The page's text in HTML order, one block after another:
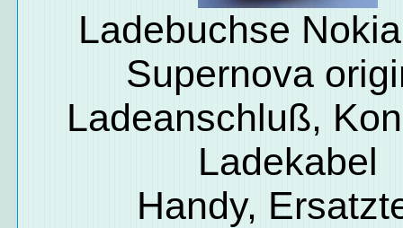
Ladebuchse
Supernova
Ladeanschluß,
Ladekabel
Handy,